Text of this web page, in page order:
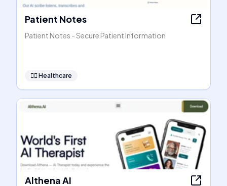
Patient Notes
Patient Notes - Secure Patient Information
👩‍⚕️ Healthcare
Althena AI